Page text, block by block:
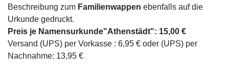
Beschreibung zum Familienwappen ebenfalls auf die
Urkunde gedruckt.
Preis je Namensurkunde"Athenstädt": 15,00 €
Versand (UPS) per Vorkasse : 6,95 € oder (UPS) per
Nachnahme: 13,95 €